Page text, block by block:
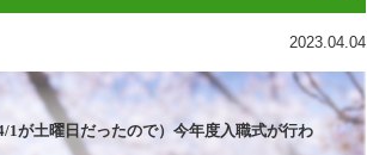
2023.04.04
1が土曜日だったので）今年度入職式が行わ